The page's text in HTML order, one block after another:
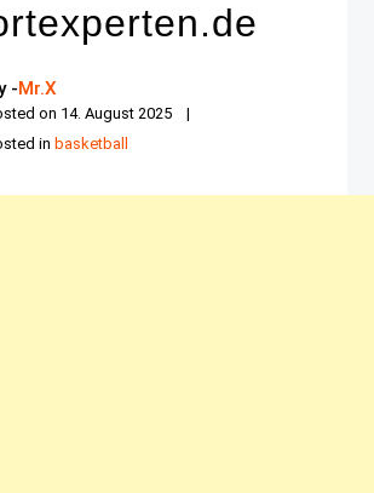
-Mr.X
on 14. August 2025
in basketball